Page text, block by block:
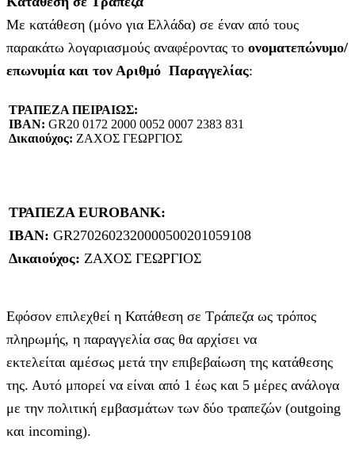
Με κατάθεση (μόνο για Ελλάδα) σε έναν από τους
παρακάτω λογαριασμούς αναφέροντας το ονοματεπώνυμο/
επωνυμία και τον Αριθμό Παραγγελίας:
ΤΡΑΠΕΖΑ ΠΕΙΡΑΙΩΣ:
IBAN: GR20 0172 2000 0052 0007 2383 831
Δικαιούχος: ΖΑΧΟΣ ΓΕΩΡΓΙΟΣ
ΤΡΑΠΕΖΑ EUROBANK:
IBAN: GR2702602320000500201059108
Δικαιούχος: ΖΑΧΟΣ ΓΕΩΡΓΙΟΣ
Εφόσον επιλεχθεί η Κατάθεση σε Τράπεζα ως τρόπος
πληρωμής, η παραγγελία σας θα αρχίσει να
εκτελείται αμέσως μετά την επιβεβαίωση της κατάθεσης
της. Αυτό μπορεί να είναι από 1 έως και 5 μέρες ανάλογα
με την πολιτική εμβασμάτων των δύο τραπεζών (outgoing
και incoming).